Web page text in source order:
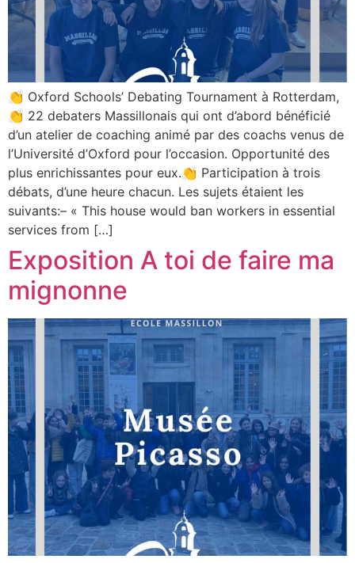
👏 Oxford Schools’ Debating Tournament à Rotterdam,
👏 22 debaters Massillonais qui ont d’abord bénéficié
d’un atelier de coaching animé par des coachs venus de
l’Université d’Oxford pour l’occasion. Opportunité des
plus enrichissantes pour eux.👏 Participation à trois
débats, d’une heure chacun. Les sujets étaient les
suivants:– « This house would ban workers in essential
services from […]
Exposition A toi de faire ma
mignonne